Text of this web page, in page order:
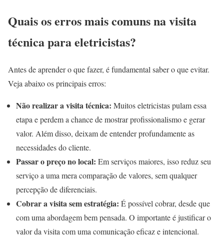
Quais os erros mais comuns na visita
técnica para eletricistas?
Antes de aprender o que fazer, é fundamental saber o que evitar.
Veja abaixo os principais erros:
Não realizar a visita técnica: Muitos eletricistas pulam essa
etapa e perdem a chance de mostrar profissionalismo e gerar
valor. Além disso, deixam de entender profundamente as
necessidades do cliente.
Passar o preço no local: Em serviços maiores, isso reduz seu
serviço a uma mera comparação de valores, sem qualquer
percepção de diferenciais.
Cobrar a visita sem estratégia: É possível cobrar, desde que
com uma abordagem bem pensada. O importante é justificar o
valor da visita com uma comunicação eficaz e intencional.